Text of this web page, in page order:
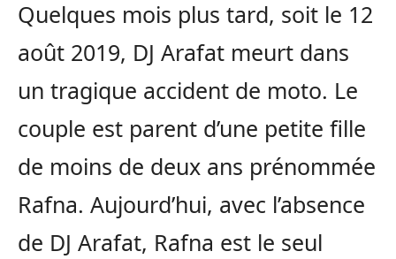
Quelques mois plus tard, soit le 12
août 2019, DJ Arafat meurt dans
un tragique accident de moto. Le
couple est parent d’une petite fille
de moins de deux ans prénommée
Rafna. Aujourd’hui, avec l’absence
de DJ Arafat, Rafna est le seul